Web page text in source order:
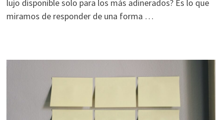
lujo disponible solo para los más adinerados? Es lo que
miramos de responder de una forma …